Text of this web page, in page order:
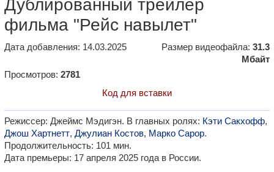
Дублированный трейлер
фильма "Рейс навылет"
Дата добавления: 14.03.2025 Размер видеофайла: 31.3
Мбайт
Просмотров: 2781
Код для вставки
Режиссер: Джеймс Мэдигэн. В главных ролях: Кэти Сакхофф,
Джош Хартнетт, Джулиан Костов, Марко Сарор.
Продолжительность: 101 мин.
Дата премьеры: 17 апреля 2025 года в России.